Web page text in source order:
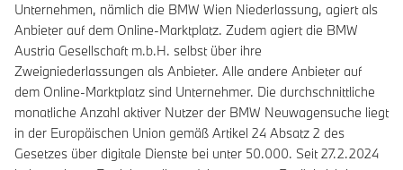
Unternehmen, nämlich die BMW Wien Niederlassung, agiert als
Anbieter auf dem Online-Marktplatz. Zudem agiert die BMW
Austria Gesellschaft m.b.H. selbst über ihre
Zweigniederlassungen als Anbieter. Alle andere Anbieter auf
dem Online-Marktplatz sind Unternehmer. Die durchschnittliche
monatliche Anzahl aktiver Nutzer der BMW Neuwagensuche liegt
in der Europäischen Union gemäß Artikel 24 Absatz 2 des
Gesetzes über digitale Dienste bei unter 50.000. Seit 27.2.2024